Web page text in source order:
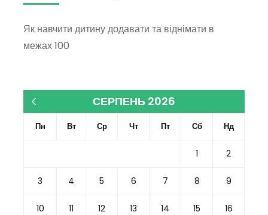
Як навчити дитину додавати та віднімати в
межах 100
СЕРПЕНЬ 2026
Пн Вт Ср Чт Пт Сб Нд
1 2
3 4 5 6 7 8 9
10 11 12 13 14 15 16